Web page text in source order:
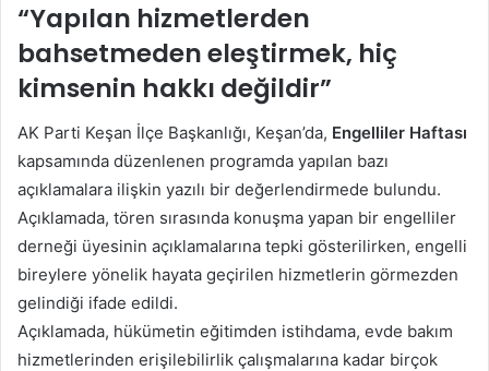
göndermek
“Yapılan hizmetlerden
bahsetmeden eleştirmek, hiç
kimsenin hakkı değildir”
AK Parti Keşan İlçe Başkanlığı, Keşan’da, Engelliler Haftası
kapsamında düzenlenen programda yapılan bazı
açıklamalara ilişkin yazılı bir değerlendirmede bulundu.
Açıklamada, tören sırasında konuşma yapan bir engelliler
derneği üyesinin açıklamalarına tepki gösterilirken, engelli
bireylere yönelik hayata geçirilen hizmetlerin görmezden
gelindiği ifade edildi.
Açıklamada, hükümetin eğitimden istihdama, evde bakım
hizmetlerinden erişilebilirlik çalışmalarına kadar birçok